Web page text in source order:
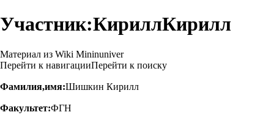
Участник:КириллКирилл
Материал из Wiki Mininuniver
Перейти к навигацииПерейти к поиску
Фамилия,имя:Шишкин Кирилл
Факультет:ФГН